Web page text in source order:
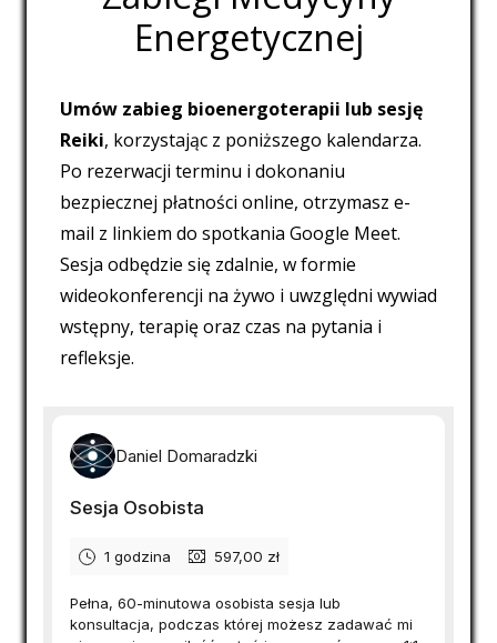
Energetycznej
Umów zabieg bioenergoterapii lub sesję
Reiki, korzystając z poniższego kalendarza.
Po rezerwacji terminu i dokonaniu
bezpiecznej płatności online, otrzymasz e-
mail z linkiem do spotkania Google Meet.
Sesja odbędzie się zdalnie, w formie
wideokonferencji na żywo i uwzględni wywiad
wstępny, terapię oraz czas na pytania i
refleksje.